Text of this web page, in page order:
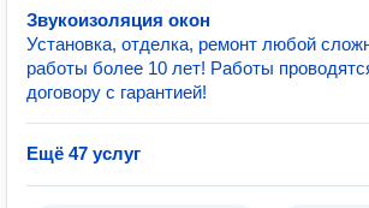
Звукоизоляция окон
Установка, отделка, ремонт любой
работы более 10 лет! Работы
договору с гарантией!
Ещё 47 услуг